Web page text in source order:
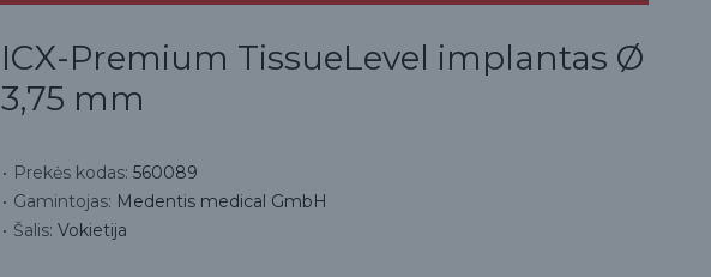
ICX-Premium TissueLevel implantas Ø
3,75 mm
Prekės kodas: 560089
Gamintojas: Medentis medical GmbH
Šalis: Vokietija